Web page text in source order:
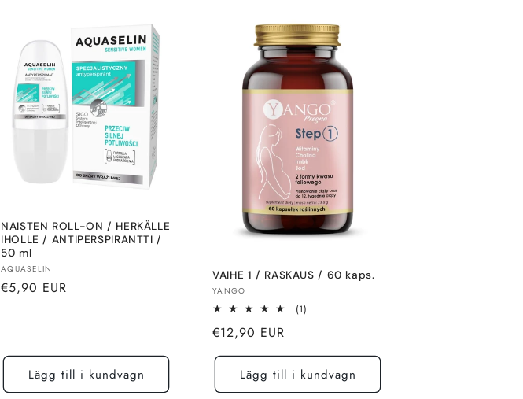
NAISTEN ROLL-ON / HERKÄLLE
IHOLLE / ANTIPERSPIRANTTI /
50 ml
Säljare:
AQUASELIN
Normalt
€5,90 EUR
Lägg till i kundvagn
VAIHE 1 / RASKAUS / 60 kaps.
Säljare:
YANGO
(1)
Normalt
pris
€12,90 EUR
Lägg till i kundvagn